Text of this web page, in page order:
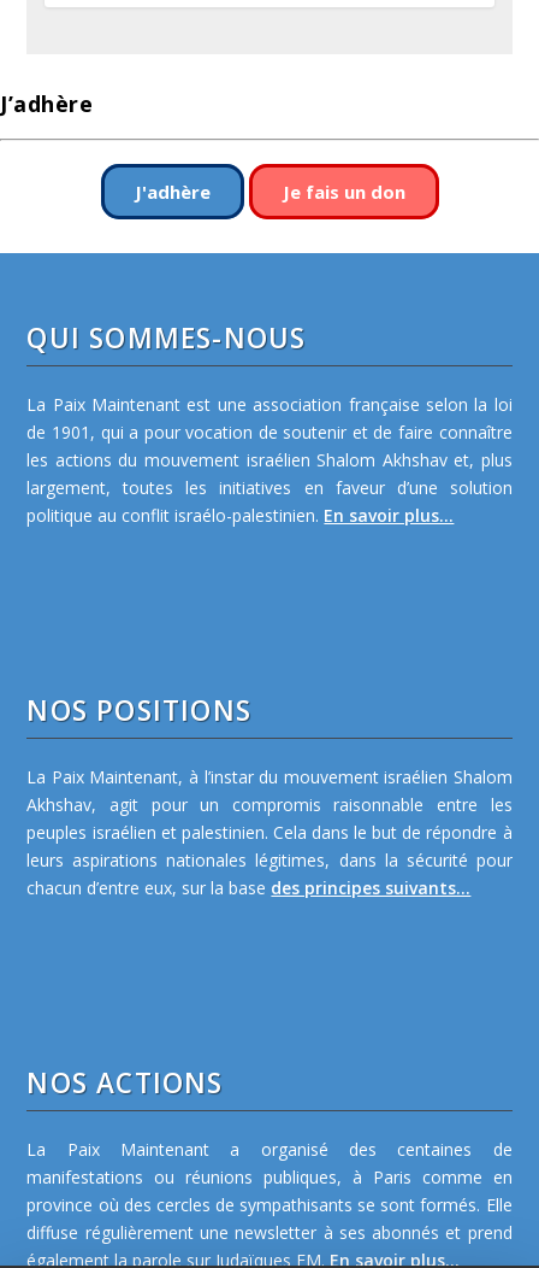
J’adhère
J'adhère Je fais un don
QUI SOMMES-NOUS
La Paix Maintenant est une association française selon la loi
de 1901, qui a pour vocation de soutenir et de faire connaître
les actions du mouvement israélien Shalom Akhshav et, plus
largement, toutes les initiatives en faveur d’une solution
politique au conflit israélo-palestinien. En savoir plus...
NOS POSITIONS
La Paix Maintenant, à l’instar du mouvement israélien Shalom
Akhshav, agit pour un compromis raisonnable entre les
peuples israélien et palestinien. Cela dans le but de répondre à
leurs aspirations nationales légitimes, dans la sécurité pour
chacun d’entre eux, sur la base des principes suivants...
NOS ACTIONS
La Paix Maintenant a organisé des centaines de
manifestations ou réunions publiques, à Paris comme en
province où des cercles de sympathisants se sont formés. Elle
diffuse régulièrement une newsletter à ses abonnés et prend
également la parole sur Judaïques FM.En savoir plus...